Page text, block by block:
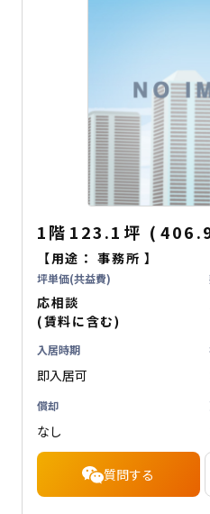
1階 123.1坪 (
【用途：事務所 】
坪単価(共益費)
応相談
(賃料に含む)
入居時期
即入居可
償却
なし
質問する